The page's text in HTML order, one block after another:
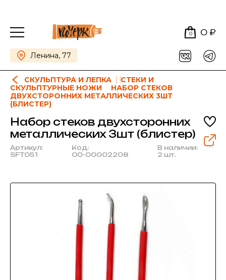
0 0 ₽
Ленина, 77
СКУЛЬПТУРА И ЛЕПКА
СТЕКИ И
СКУЛЬПТУРНЫЕ НОЖИ
НАБОР СТЕКОВ
ДВУХСТОРОННИХ МЕТАЛЛИЧЕСКИХ 3ШТ
(БЛИСТЕР)
Набор стеков двухсторонних
металлических 3шт (блистер)
Артикул:
SFT051
Код:
00-00002208
В наличии:
2 шт.